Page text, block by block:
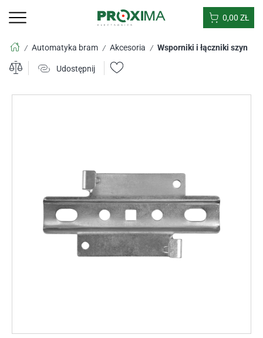
0,00 ZŁ
/ Automatyka bram / Akcesoria / Wsporniki i łączniki szyn
Udostępnij